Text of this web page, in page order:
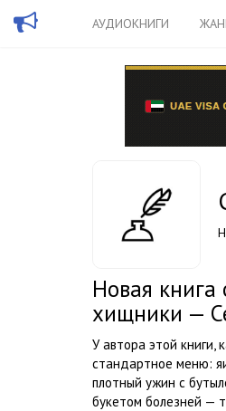
АУДИОКНИГИ
Новая
хищники —
У автора этой книги,
стандартное меню:
плотный ужин с
букетом болезней —